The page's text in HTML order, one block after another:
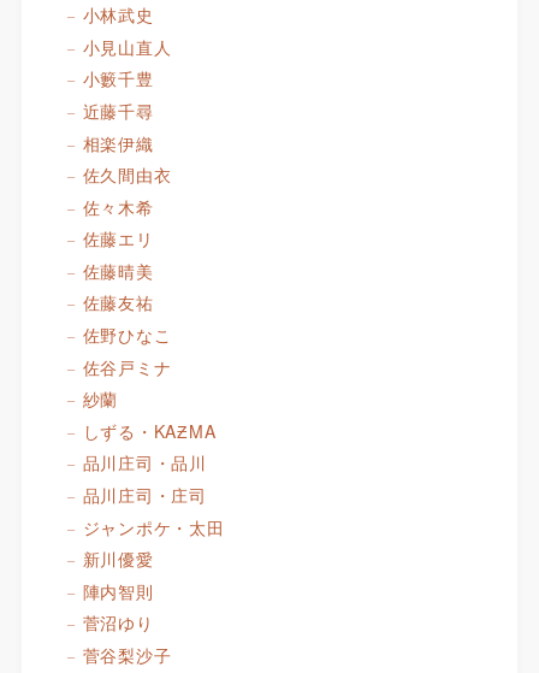
小林武史
小見山直人
小籔千豊
近藤千尋
相楽伊織
佐久間由衣
佐々木希
佐藤エリ
佐藤晴美
佐藤友祐
佐野ひなこ
佐谷戸ミナ
紗蘭
しずる・KAƵMA
品川庄司・品川
品川庄司・庄司
ジャンポケ・太田
新川優愛
陣内智則
菅沼ゆり
菅谷梨沙子